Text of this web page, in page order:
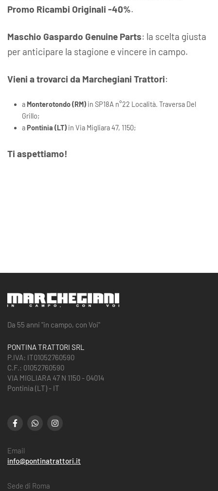
Promo Ricambi Originali -40%.
Maschio Gaspardo Genuine Parts: la scelta giusta
per anticipare la stagione e vincere in campo.
Vieni a trovarci da Marchegiani Trattori:
a Monterotondo (RM) in SP18A n°22 Località. Traversa Del
Grillo;
aPontinia (LT) in Via Migliara 47, 1150;
Ti aspettiamo!
Da 55 anni "in campo, con Voi"
PONTINA TRATTORI SRL
P.IVA: IT01052760590
C.F.: 01052760590
VIA MIGLIARA 47 N 1150 - 04014
Pontinia (LT) - IT
Email
info@pontinatrattori.it
Sede di Roma